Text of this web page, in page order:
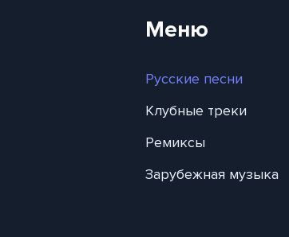
Меню
Русские песни
Клубные треки
Ремиксы
Зарубежная музыка